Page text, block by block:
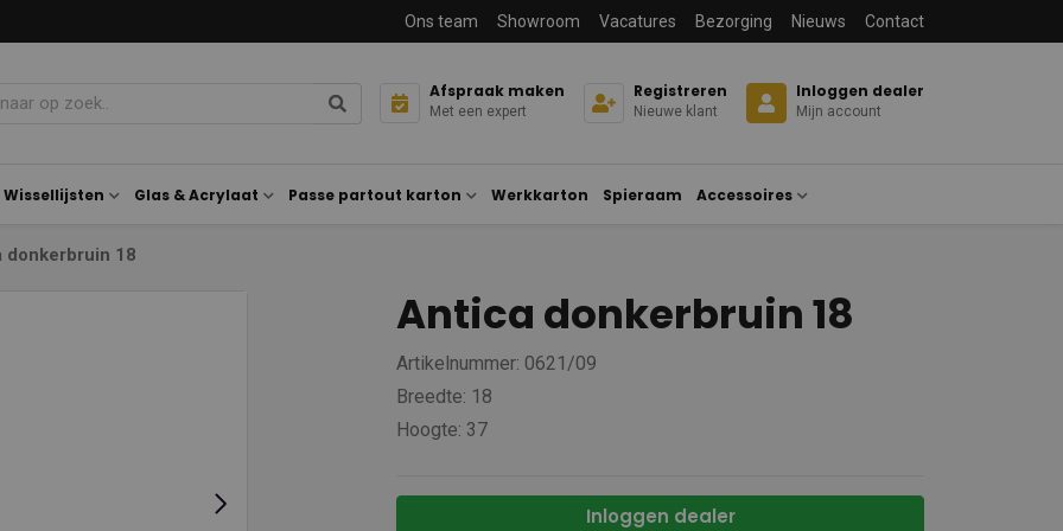
Ons team Showroom Vacatures Bezorging Nieuws Contact
Afspraak maken
Met een expert
Registreren
Nieuwe klant
Inloggen dealer
Mijn account
Wissellijsten Glas & Acrylaat Passe partout karton Werkkarton Spieraam Accessoires
donkerbruin 18
Antica donkerbruin 18
Artikelnummer: 0621/09
Breedte: 18
Hoogte: 37
Inloggen dealer